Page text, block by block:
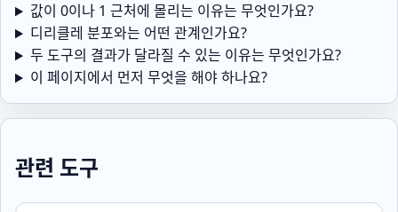
값이 0이나 1 근처에 몰리는 이유는 무엇인가요?
디리클레 분포와는 어떤 관계인가요?
두 도구의 결과가 달라질 수 있는 이유는 무엇인가요?
이 페이지에서 먼저 무엇을 해야 하나요?
관련 도구